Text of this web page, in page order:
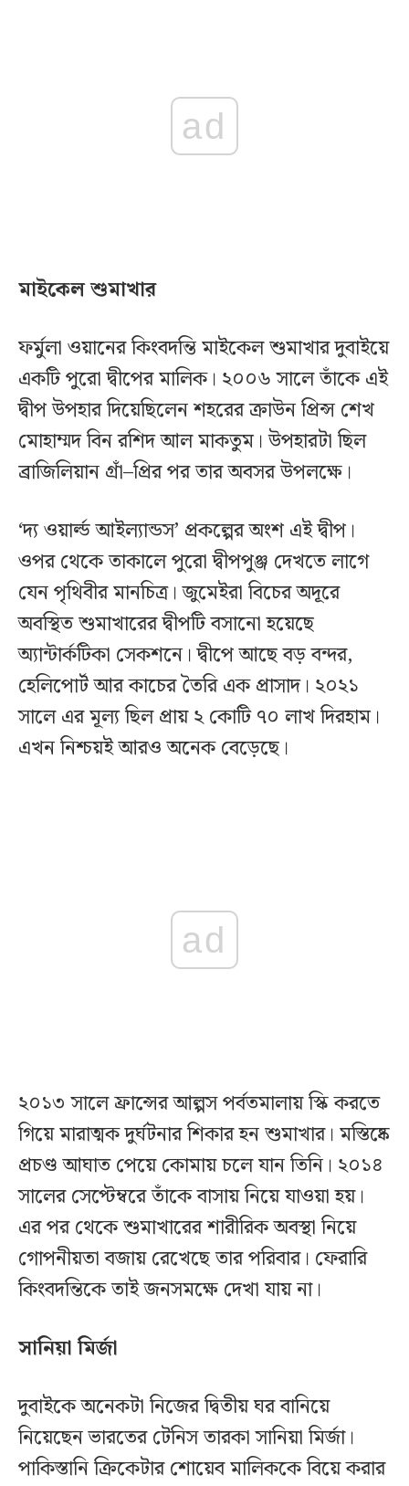
ad
মাইকেল শুমাখার
ফর্মুলা ওয়ানের কিংবদন্তি মাইকেল শুমাখার দুবাইয়ে
একটি পুরো দ্বীপের মালিক। ২০০৬ সালে তাঁকে এই
দ্বীপ উপহার দিয়েছিলেন শহরের ক্রাউন প্রিন্স শেখ
মোহাম্মদ বিন রশিদ আল মাকতুম। উপহারটা ছিল
ব্রাজিলিয়ান গ্রাঁ–প্রির পর তার অবসর উপলক্ষে।
‘দ্য ওয়ার্ল্ড আইল্যান্ডস’ প্রকল্পের অংশ এই দ্বীপ।
ওপর থেকে তাকালে পুরো দ্বীপপুঞ্জ দেখতে লাগে
যেন পৃথিবীর মানচিত্র। জুমেইরা বিচের অদূরে
অবস্থিত শুমাখারের দ্বীপটি বসানো হয়েছে
অ্যান্টার্কটিকা সেকশনে। দ্বীপে আছে বড় বন্দর,
হেলিপোর্ট আর কাচের তৈরি এক প্রাসাদ। ২০২১
সালে এর মূল্য ছিল প্রায় ২ কোটি ৭০ লাখ দিরহাম।
এখন নিশ্চয়ই আরও অনেক বেড়েছে।
ad
২০১৩ সালে ফ্রান্সের আল্পস পর্বতমালায় স্কি করতে
গিয়ে মারাত্মক দুর্ঘটনার শিকার হন শুমাখার। মস্তিষ্কে
প্রচণ্ড আঘাত পেয়ে কোমায় চলে যান তিনি। ২০১৪
সালের সেপ্টেম্বরে তাঁকে বাসায় নিয়ে যাওয়া হয়।
এর পর থেকে শুমাখারের শারীরিক অবস্থা নিয়ে
গোপনীয়তা বজায় রেখেছে তার পরিবার। ফেরারি
কিংবদন্তিকে তাই জনসমক্ষে দেখা যায় না।
সানিয়া মির্জা
দুবাইকে অনেকটা নিজের দ্বিতীয় ঘর বানিয়ে
নিয়েছেন ভারতের টেনিস তারকা সানিয়া মির্জা।
পাকিস্তানি ক্রিকেটার শোয়েব মালিককে বিয়ে করার